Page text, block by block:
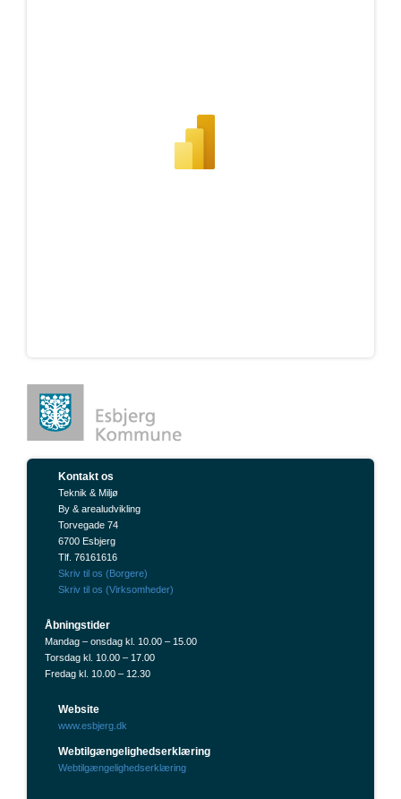
Kontakt os
Teknik & Miljø
By & arealudvikling
Torvegade 74
6700 Esbjerg
Tlf. 76161616
Skriv til os (Borgere)
Skriv til os (Virksomheder)
Åbningstider
Mandag – onsdag kl. 10.00 – 15.00
Torsdag kl. 10.00 – 17.00
Fredag kl. 10.00 – 12.30
Website
www.esbjerg.dk
Webtilgængelighedserklæring
Webtilgængelighedserklæring